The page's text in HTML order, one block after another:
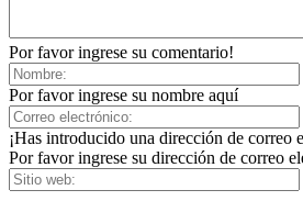
Por favor ingrese su comentario!
Por favor ingrese su nombre aquí
¡Has introducido una dirección de correo
Por favor ingrese su dirección de correo